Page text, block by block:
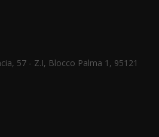
57 - Z.I, Blocco Palma 1, 95121